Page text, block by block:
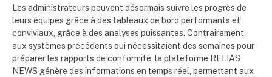
Les administrateurs peuvent désormais suivre les progrès de
leurs équipes grâce à des tableaux de bord performants et
conviviaux, grâce à des analyses puissantes. Contrairement
aux systèmes précédents qui nécessitaient des semaines pour
préparer les rapports de conformité, la plateforme RELIAS
NEWS génère des informations en temps réel, permettant aux